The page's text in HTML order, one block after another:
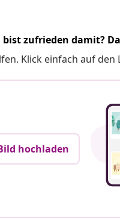
zufrieden damit?
Klick einfach auf
hochladen